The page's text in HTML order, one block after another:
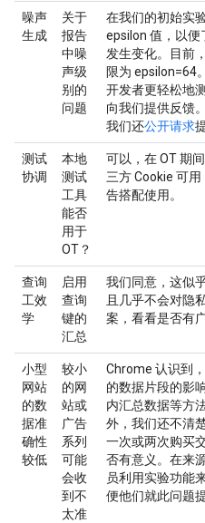
噪声
生成
关于
报告
中噪
声级
别的
问题
在我们的初始实
epsilon 值，以便
发生变化。目前
限为 epsilon=64
开发者更轻松地
向我们提供反馈。
我们还公开请求
测试
协调
本地
测试
工具
能否
用于
OT？
可以，在 OT 期
三方 Cookie 可
告搭配使用。
查询
工效
学
启用
查询
键的
汇总
我们同意，这似
且几乎不会对隐
案，看看是否有
小型
网站
的数
据准
确性
较低
较小
的网
站或
广告
系列
可能
会收
到不
太准
Chrome 认识到
的数据片段的影
内汇总数据等方
外，我们还不清
一次或两次购买
否有意义。在来
员利用实验功能
便他们就此问题